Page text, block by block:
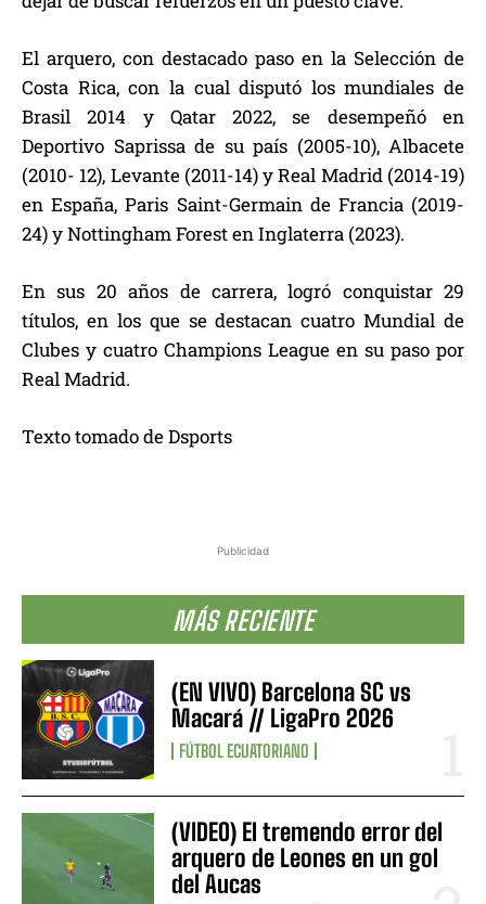
Publicidad
MÁS RECIENTE
(EN VIVO) Barcelona SC vs
Macará // LigaPro 2026
FÚTBOL ECUATORIANO
(VIDEO) El tremendo error del
arquero de Leones en un gol
del Aucas
El arquero, con destacado paso en la Selección de
Costa Rica, con la cual disputó los mundiales de
Brasil 2014 y Qatar 2022, se desempeñó en
Deportivo Saprissa de su país (2005-10), Albacete
(2010- 12), Levante (2011-14) y Real Madrid (2014-19)
en España, Paris Saint-Germain de Francia (2019-
24) y Nottingham Forest en Inglaterra (2023).
En sus 20 años de carrera, logró conquistar 29
títulos, en los que se destacan cuatro Mundial de
Clubes y cuatro Champions League en su paso por
Real Madrid.
Texto tomado de Dsports